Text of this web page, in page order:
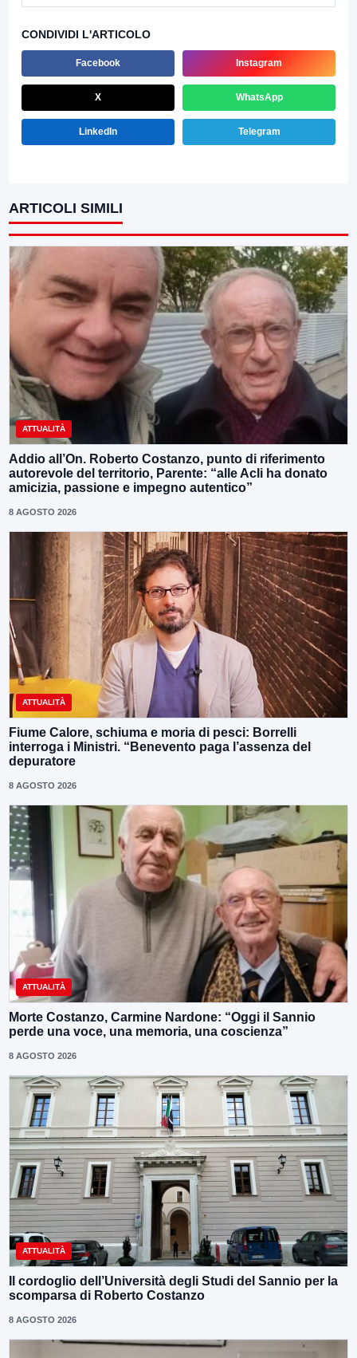
CONDIVIDI L'ARTICOLO
Facebook Instagram
X WhatsApp
LinkedIn Telegram
ARTICOLI SIMILI
ATTUALITÀ
Addio all’On. Roberto Costanzo, punto di riferimento
autorevole del territorio, Parente: “alle Acli ha donato
amicizia, passione e impegno autentico”
8 AGOSTO 2026
ATTUALITÀ
Fiume Calore, schiuma e moria di pesci: Borrelli
interroga i Ministri. “Benevento paga l’assenza del
depuratore
8 AGOSTO 2026
ATTUALITÀ
Morte Costanzo, Carmine Nardone: “Oggi il Sannio
perde una voce, una memoria, una coscienza”
8 AGOSTO 2026
ATTUALITÀ
Il cordoglio dell’Università degli Studi del Sannio per la
scomparsa di Roberto Costanzo
8 AGOSTO 2026